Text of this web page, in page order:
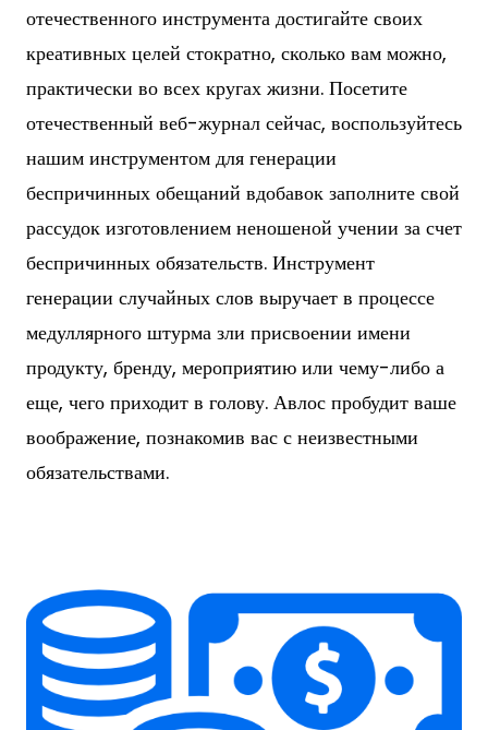
отечественного инструмента достигайте своих
креативных целей стократно, сколько вам можно,
практически во всех кругах жизни. Посетите
отечественный веб-журнал сейчас, воспользуйтесь
нашим инструментом для генерации
беспричинных обещаний вдобавок заполните свой
рассудок изготовлением неношеной учении за счет
беспричинных обязательств. Инструмент
генерации случайных слов выручает в процессе
медуллярного штурма зли присвоении имени
продукту, бренду, мероприятию или чему-либо а
еще, чего приходит в голову. Авлос пробудит ваше
воображение, познакомив вас с неизвестными
обязательствами.